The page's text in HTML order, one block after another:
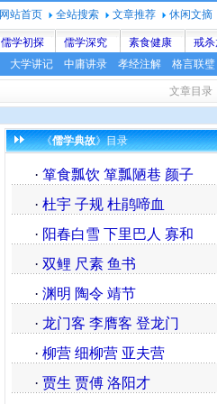
网站首页 全站搜索 文章推荐 休闲文摘
儒学初探 儒学深究 素食健康
戒
大学讲记 中庸讲录 孝经注解 格言联璧
文章目
《儒学典故》目录
· 箪食瓢饮 箪瓢陋巷 颜子
· 杜宇 子规 杜鹃啼血
· 阳春白雪 下里巴人 寡和
· 双鲤 尺素 鱼书
· 渊明 陶令 靖节
· 龙门客 李膺客 登龙门
· 柳营 细柳营 亚夫营
· 贾生 贾傅 洛阳才